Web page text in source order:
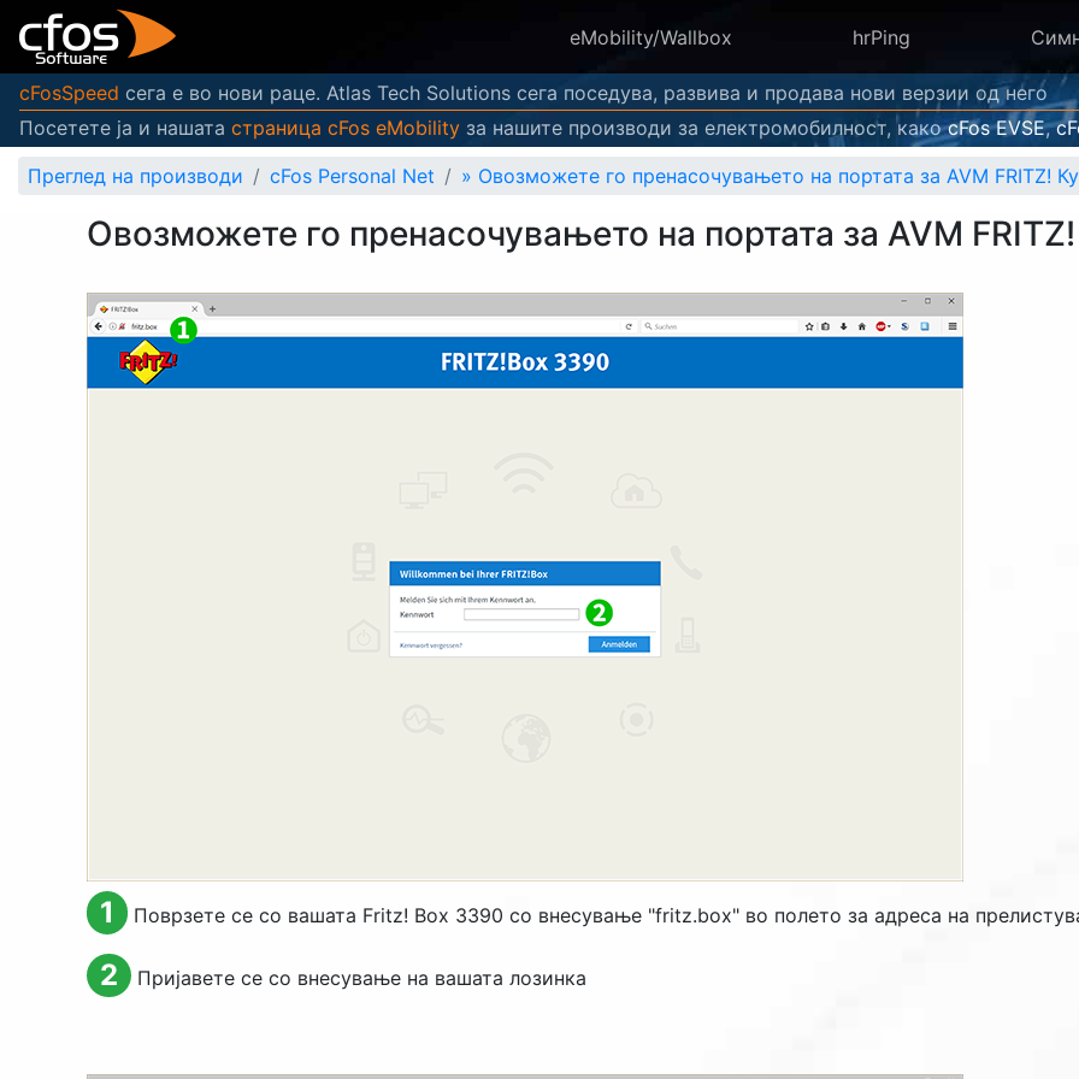
eMobility/Wallbox hrPing
cFosSpeed сега е во нови раце. Atlas Tech Solutions сега поседува, развива и продава нови верзии од него
Посетете ја и нашата страница cFos eMobility за нашите производи за електромобилност, какоcFos EVSE,
Преглед на производи
cFos Personal Net » Овозможете го пренасочувањето на портата за AVM FRITZ!
Овозможете го пренасочувањето на портата за AVM
1 Поврзете се со вашата Fritz! Box 3390 со внесување "fritz.box" во полето за адреса на
2 Пријавете се со внесување на вашата лозинка